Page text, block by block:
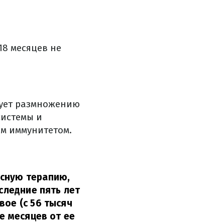
месяцев не
размножению
и
иммунитетом.
терапию,
пять лет
(с 56 тысяч
месяцев от ее